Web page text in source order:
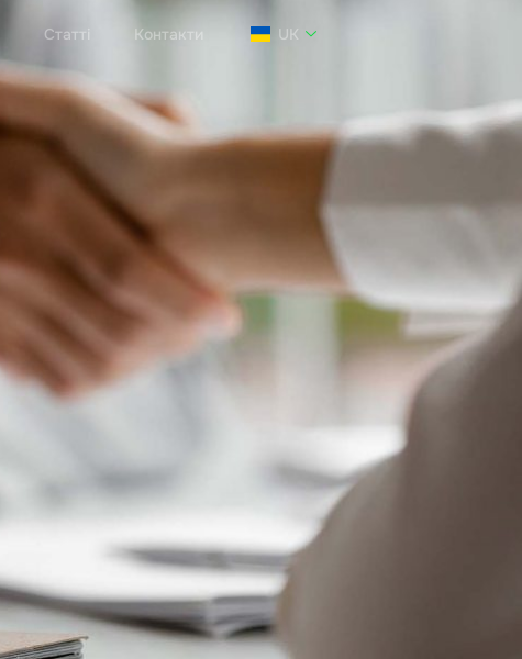
Статті Контакти UK